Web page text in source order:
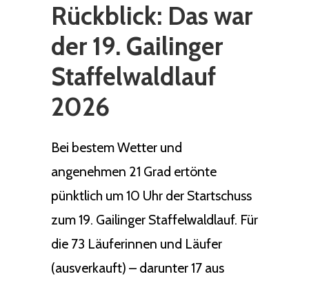
Rückblick: Das war
der 19. Gailinger
Staffelwaldlauf
2026
Bei bestem Wetter und
angenehmen 21 Grad ertönte
pünktlich um 10 Uhr der Startschuss
zum 19. Gailinger Staffelwaldlauf. Für
die 73 Läuferinnen und Läufer
(ausverkauft) – darunter 17 aus